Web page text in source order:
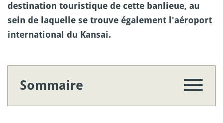
destination touristique de cette banlieue, au
sein de laquelle se trouve également l'aéroport
international du Kansai.
Sommaire